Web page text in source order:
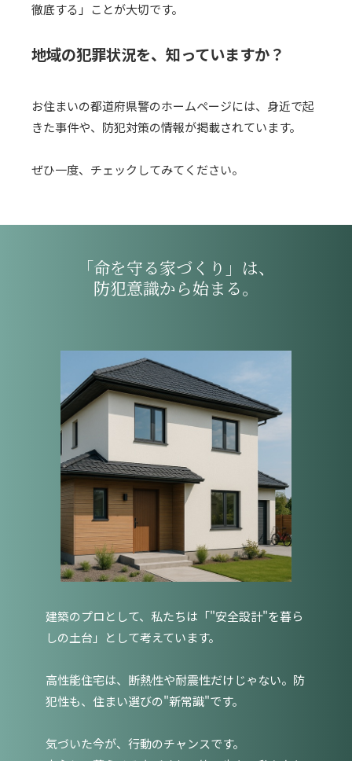
徹底する」ことが大切です。
地域の犯罪状況を、知っていますか？
お住まいの都道府県警のホームページには、身近で起
きた事件や、防犯対策の情報が掲載されています。
ぜひ一度、チェックしてみてください。
「命を守る家づくり」は、
防犯意識から始まる。
建築のプロとして、私たちは「"安全設計"を暮ら
しの土台」として考えています。
高性能住宅は、断熱性や耐震性だけじゃない。防
犯性も、住まい選びの"新常識"です。
気づいた今が、行動のチャンスです。